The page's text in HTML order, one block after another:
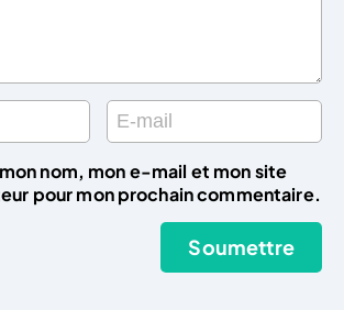
nom, mon e-mail et mon site
pour mon prochain commentaire.